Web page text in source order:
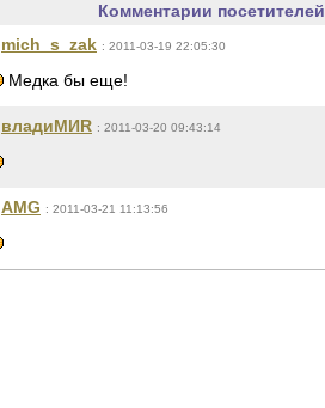
Комментарии посетителей
mich_s_zak : 2011-03-19 22:05:30
Медка бы еще!
владиМИR : 2011-03-20 09:43:14
AMG : 2011-03-21 11:13:56